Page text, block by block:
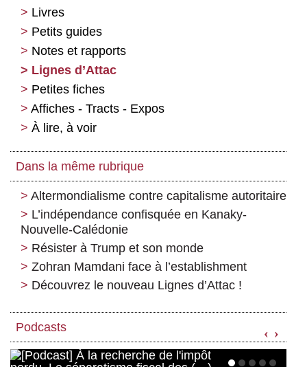
Livres
Petits guides
Notes et rapports
Lignes d’Attac
Petites fiches
Affiches - Tracts - Expos
À lire, à voir
Dans la même rubrique
Altermondialisme contre capitalisme autoritaire
L’indépendance confisquée en Kanaky-
Nouvelle-Calédonie
Résister à Trump et son monde
Zohran Mamdani face à l’establishment
Découvrez le nouveau Lignes d’Attac !
Podcasts ‹ ›